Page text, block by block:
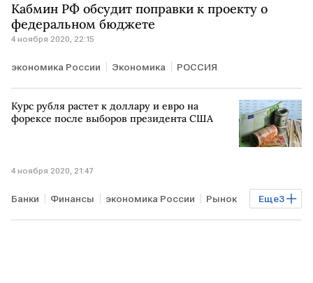
Кабмин РФ обсудит поправки к проекту о
федеральном бюджете
4 ноября 2020, 22:15
экономика России Экономика РОССИЯ
Курс рубля растет к доллару и евро на
форексе после выборов президента США
4 ноября 2020, 21:47
Еще3
Банки Финансы экономика России Рынок
Торги РОССИЯ Курсы валют